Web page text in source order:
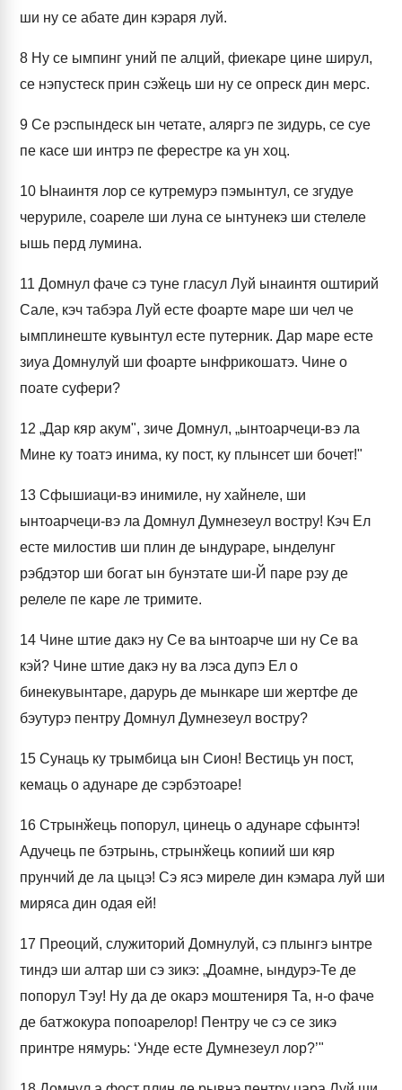
ши ну се абате дин кэраря луй.
8 Ну се ымпинг уний пе алций, фиекаре цине ширул,
се нэпустеск прин сэӂець ши ну се опреск дин мерс.
9 Се рэспындеск ын четате, аляргэ пе зидурь, се суе
пе касе ши интрэ пе ферестре ка ун хоц.
10 Ынаинтя лор се кутремурэ пэмынтул, се згудуе
черуриле, соареле ши луна се ынтунекэ ши стелеле
ышь перд лумина.
11 Домнул фаче сэ туне гласул Луй ынаинтя оштирий
Сале, кэч табэра Луй есте фоарте маре ши чел че
ымплинеште кувынтул есте путерник. Дар маре есте
зиуа Домнулуй ши фоарте ынфрикошатэ. Чине о
поате суфери?
12 „Дар кяр акум", зиче Домнул, „ынтоарчеци-вэ ла
Мине ку тоатэ инима, ку пост, ку плынсет ши бочет!"
13 Сфышиаци-вэ инимиле, ну хайнеле, ши
ынтоарчеци-вэ ла Домнул Думнезеул востру! Кэч Ел
есте милостив ши плин де ындураре, ынделунг
рэбдэтор ши богат ын бунэтате ши-Й паре рэу де
релеле пе каре ле тримите.
14 Чине штие дакэ ну Се ва ынтоарче ши ну Се ва
кэй? Чине штие дакэ ну ва лэса дупэ Ел о
бинекувынтаре, дарурь де мынкаре ши жертфе де
бэутурэ пентру Домнул Думнезеул востру?
15 Сунаць ку трымбица ын Сион! Вестиць ун пост,
кемаць о адунаре де сэрбэтоаре!
16 Стрынӂець попорул, цинець о адунаре сфынтэ!
Адучець пе бэтрынь, стрынӂець копиий ши кяр
прунчий де ла цыцэ! Сэ ясэ миреле дин кэмара луй ши
миряса дин одая ей!
17 Преоций, служиторий Домнулуй, сэ плынгэ ынтре
тиндэ ши алтар ши сэ зикэ: „Доамне, ындурэ-Те де
попорул Тэу! Ну да де окарэ моштениря Та, н-о фаче
де батжокура попоарелор! Пентру че сэ се зикэ
принтре нямурь: ‘Унде есте Думнезеул лор?’"